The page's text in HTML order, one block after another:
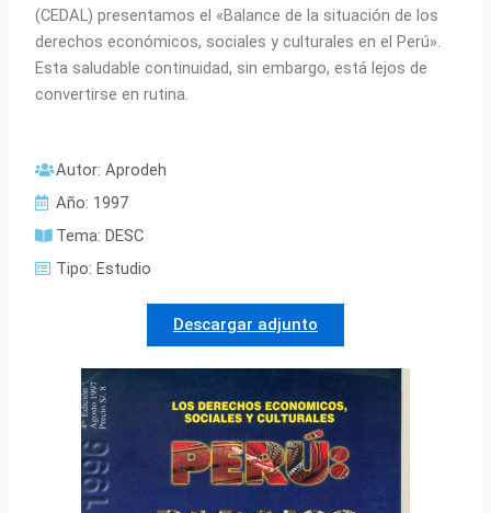
(CEDAL) presentamos el «Balance de la situación de los
derechos económicos, sociales y culturales en el Perú».
Esta saludable continuidad, sin embargo, está lejos de
convertirse en rutina.
Autor: Aprodeh
Año: 1997
Tema: DESC
Tipo: Estudio
Descargar adjunto